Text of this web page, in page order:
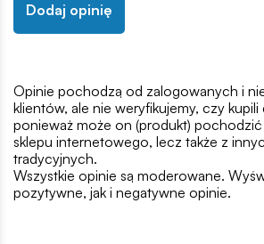
Dodaj opinię
Opinie pochodzą od zalogowanych i
klientów, ale nie weryfikujemy, czy
ponieważ może on (produkt)
sklepu internetowego, lecz także z
tradycyjnych.
Wszystkie opinie są moderowane.
pozytywne, jak i negatywne opinie.